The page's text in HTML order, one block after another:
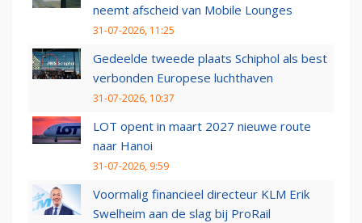
neemt afscheid van Mobile Lounges
31-07-2026, 11:25
Gedeelde tweede plaats Schiphol als best
verbonden Europese luchthaven
31-07-2026, 10:37
LOT opent in maart 2027 nieuwe route
naar Hanoi
31-07-2026, 9:59
Voormalig financieel directeur KLM Erik
Swelheim aan de slag bij ProRail